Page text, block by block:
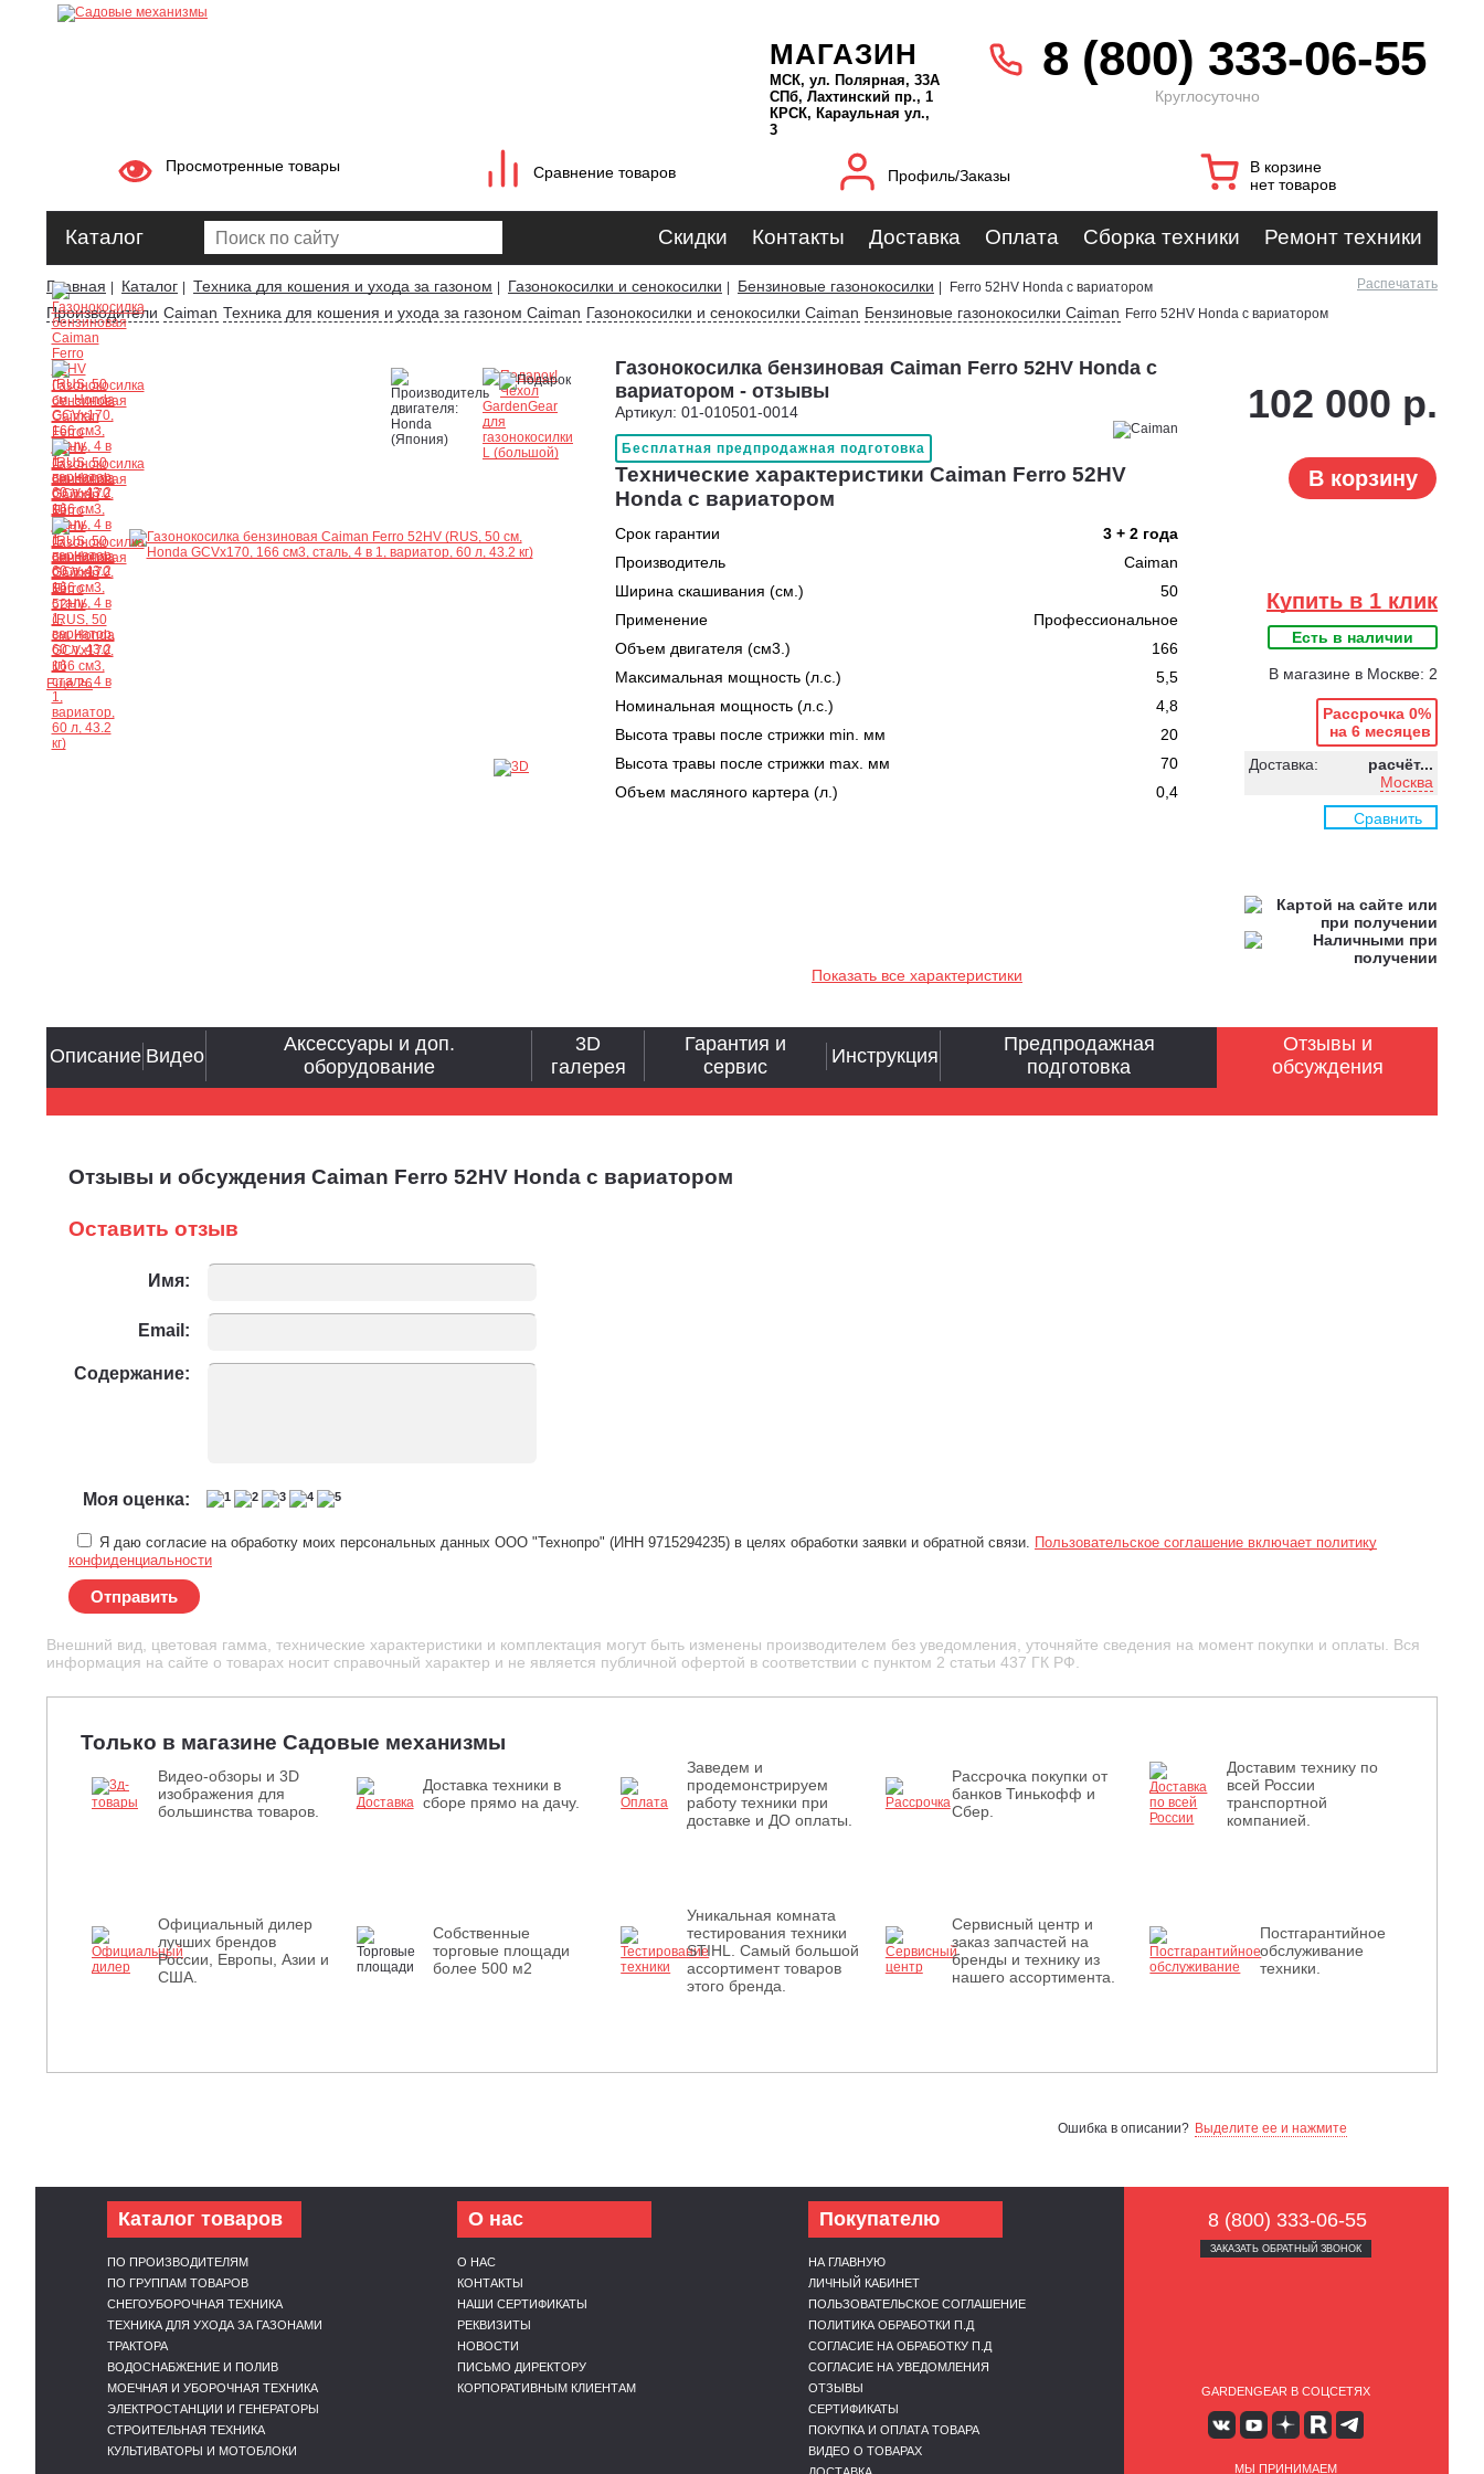
МАГАЗИН
МСК, ул. Полярная, 33А
СПб, Лахтинский пр., 1
КРСК, Караульная ул.,
3
8 (800) 333-06-55
Круглосуточно
Просмотренные товары Сравнение товаров Профиль/Заказы
В корзине
нет товаров
Каталог Скидки Контакты Доставка Оплата Сборка техники Ремонт техники
Главная Каталог Техника для кошения и ухода за газоном Газонокосилки и сенокосилки Бензиновые газонокосилки Ferro 52HV Honda с вариатором Распечатать
Производители Caiman Техника для кошения и ухода за газоном Caiman Газонокосилки и сенокосилки Caiman Бензиновые газонокосилки Caiman Ferro 52HV Honda с вариатором
Ещё 26
Газонокосилка бензиновая Caiman Ferro 52HV Honda с
вариатором - отзывы
Артикул: 01-010501-0014
Бесплатная предпродажная подготовка
Технические характеристики Caiman Ferro 52HV
Honda с вариатором
Срок гарантии
3 + 2 года
Производитель
Caiman
Ширина скашивания (см.)
50
Применение
Профессиональное
Объем двигателя (см3.)
166
Максимальная мощность (л.с.)
5,5
Номинальная мощность (л.с.)
4,8
Высота травы после стрижки min. мм
20
Высота травы после стрижки max. мм
70
Объем масляного картера (л.)
0,4
Показать все характеристики
102 000 р.
В корзину
Купить в 1 клик
Есть в наличии
В магазине в Москве: 2
Рассрочка 0%
на 6 месяцев
Доставка:
расчёт...
Москва
Сравнить
Отзывы и обсуждения Caiman Ferro 52HV Honda с вариатором
Оставить отзыв
Имя:
Email:
Содержание:
Моя оценка:
Я даю согласие на обработку моих персональных данных ООО "Технопро" (ИНН 9715294235) в целях обработки заявки и обратной связи. Пользовательское соглашение включает политику
конфиденциальности
Отправить
Описание Видео
Аксессуары и доп.
оборудование
3D
галерея
Гарантия и
сервис
Инструкция
Предпродажная
подготовка
Отзывы и
обсуждения
Внешний вид, цветовая гамма, технические характеристики и комплектация могут быть изменены производителем без уведомления, уточняйте сведения на момент покупки и оплаты. Вся
информация на сайте о товарах носит справочный характер и не является публичной офертой в соответствии с пунктом 2 статьи 437 ГК РФ.
Только в магазине Садовые механизмы
Видео-обзоры и 3D
изображения для
большинства товаров.
Доставка техники в
сборе прямо на дачу.
Заведем и
продемонстрируем
работу техники при
доставке и ДО оплаты.
Рассрочка покупки от
банков Тинькофф и
Сбер.
Доставим технику по
всей России
транспортной
компанией.
Официальный дилер
лучших брендов
России, Европы, Азии и
США.
Собственные
торговые площади
более 500 м2
Уникальная комната
тестирования техники
STIHL. Самый большой
ассортимент товаров
этого бренда.
Сервисный центр и
заказ запчастей на
бренды и технику из
нашего ассортимента.
Постгарантийное
обслуживание
техники.
Ошибка в описании? Выделите ее и нажмите
Каталог товаров
ПО ПРОИЗВОДИТЕЛЯМ
ПО ГРУППАМ ТОВАРОВ
СНЕГОУБОРОЧНАЯ ТЕХНИКА
ТЕХНИКА ДЛЯ УХОДА ЗА ГАЗОНАМИ
ТРАКТОРА
ВОДОСНАБЖЕНИЕ И ПОЛИВ
МОЕЧНАЯ И УБОРОЧНАЯ ТЕХНИКА
ЭЛЕКТРОСТАНЦИИ И ГЕНЕРАТОРЫ
СТРОИТЕЛЬНАЯ ТЕХНИКА
КУЛЬТИВАТОРЫ И МОТОБЛОКИ
О нас
О НАС
КОНТАКТЫ
НАШИ СЕРТИФИКАТЫ
РЕКВИЗИТЫ
НОВОСТИ
ПИСЬМО ДИРЕКТОРУ
КОРПОРАТИВНЫМ КЛИЕНТАМ
Покупателю
НА ГЛАВНУЮ
ЛИЧНЫЙ КАБИНЕТ
ПОЛЬЗОВАТЕЛЬСКОЕ СОГЛАШЕНИЕ
ПОЛИТИКА ОБРАБОТКИ П.Д
СОГЛАСИЕ НА ОБРАБОТКУ П.Д
СОГЛАСИЕ НА УВЕДОМЛЕНИЯ
ОТЗЫВЫ
СЕРТИФИКАТЫ
ПОКУПКА И ОПЛАТА ТОВАРА
ВИДЕО О ТОВАРАХ
8 (800) 333-06-55
ЗАКАЗАТЬ ОБРАТНЫЙ ЗВОНОК
GARDENGEAR В СОЦСЕТЯХ
МЫ ПРИНИМАЕМ